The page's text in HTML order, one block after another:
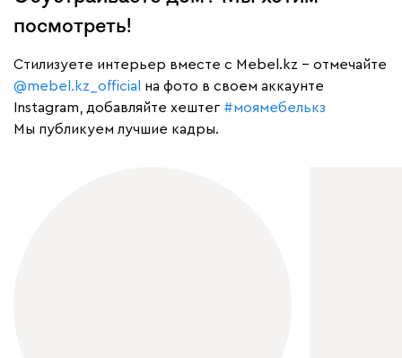
посмотреть!
Cтилизуете интерьер вместе с Mebel.kz – отмечайте
@mebel.kz_official
на фото в своем аккаунте
Instagram, добавляйте хештег #моямебелькз
Мы публикуем лучшие кадры.